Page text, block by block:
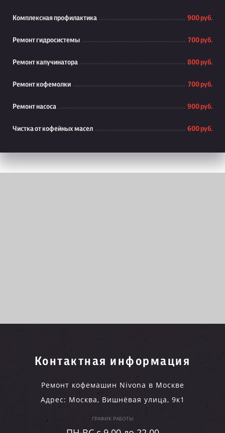
Комплексная профилактика 900 руб.
Ремонт гидросистемы 700 руб.
Ремонт капучинатора 800 руб.
Ремонт кофемолки 700 руб.
Ремонт насоса 900 руб.
Чистка от кофейных масел 600 руб.
Контактная информация
Ремонт кофемашин Nivona в Москве
Адрес: Москва, Вишнёвая улица, 9к1
ГРАФИК РАБОТЫ